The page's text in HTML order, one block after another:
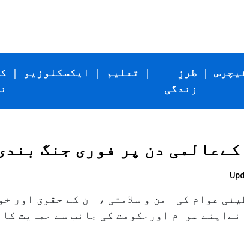
| ایکسکلوزیو | تعلیم |
طرزِ
زندگی
|
دن پر فوری جنگ
عوام کی امن و سلامتی ، ان کے حقوق اور
عوام اورحکومت کی جانب سے حمایت